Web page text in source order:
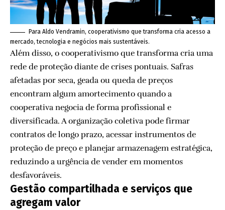
Para Aldo Vendramin, cooperativismo que transforma cria acesso a
mercado, tecnologia e negócios mais sustentáveis.
Além disso, o cooperativismo que transforma cria uma
rede de proteção diante de crises pontuais. Safras
afetadas por seca, geada ou queda de preços
encontram algum amortecimento quando a
cooperativa negocia de forma profissional e
diversificada. A organização coletiva pode firmar
contratos de longo prazo, acessar instrumentos de
proteção de preço e planejar armazenagem estratégica,
reduzindo a urgência de vender em momentos
desfavoráveis.
Gestão compartilhada e serviços que
agregam valor